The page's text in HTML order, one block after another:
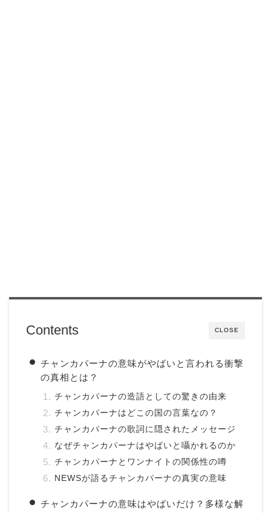
CLOSE
Contents
チャンカパーナの意味がやばいと言われる衝撃
の真相とは？
チャンカパーナの造語としての驚きの由来
チャンカパーナはどこの国の言葉なの？
チャンカパーナの歌詞に隠されたメッセージ
なぜチャンカパーナはやばいと囁かれるのか
チャンカパーナとワンナイトの関係性の噂
NEWSが語るチャンカパーナの真実の意味
チャンカパーナの意味はやばいだけ？多様な解